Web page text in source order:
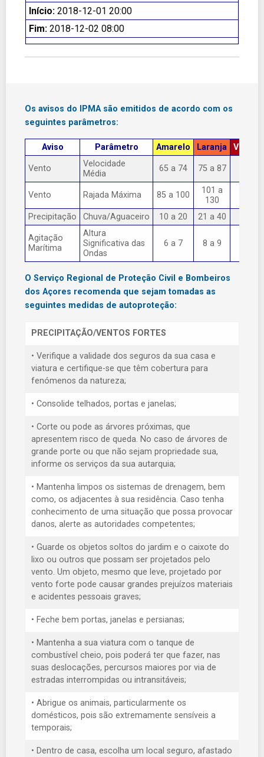
Início: 2018-12-01 20:00
Fim: 2018-12-02 08:00
Os avisos do IPMA são emitidos de acordo com os
seguintes parâmetros:
Aviso Parâmetro Amarelo Laranja
Vento
Velocidade
Média
65 a 74 75 a 87
Vento Rajada Máxima 85 a 100
101 a
130
Precipitação Chuva/Aguaceiro 10 a 20 21 a 40
Agitação
Marítima
Altura
Significativa das
Ondas
6 a 7 8 a 9
O Serviço Regional de Proteção Civil e Bombeiros
dos Açores recomenda que sejam tomadas as
seguintes medidas de autoproteção:
PRECIPITAÇÃO/VENTOS FORTES
• Verifique a validade dos seguros da sua casa e
viatura e certifique-se que têm cobertura para
fenómenos da natureza;
• Consolide telhados, portas e janelas;
• Corte ou pode as árvores próximas, que
apresentem risco de queda. No caso de árvores de
grande porte ou que não sejam propriedade sua,
informe os serviços da sua autarquia;
• Mantenha limpos os sistemas de drenagem, bem
como, os adjacentes à sua residência. Caso tenha
conhecimento de uma situação que possa provocar
danos, alerte as autoridades competentes;
• Guarde os objetos soltos do jardim e o caixote do
lixo ou outros que possam ser projetados pelo
vento. Um objeto, mesmo que leve, projetado por
vento forte pode causar grandes prejuízos materiais
e acidentes pessoais graves;
• Feche bem portas, janelas e persianas;
• Mantenha a sua viatura com o tanque de
combustível cheio, pois poderá ter que fazer, nas
suas deslocações, percursos maiores por via de
estradas interrompidas ou intransitáveis;
• Abrigue os animais, particularmente os
domésticos, pois são extremamente sensíveis a
temporais;
• Dentro de casa, escolha um local seguro, afastado